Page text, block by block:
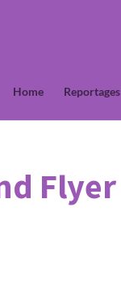
Home Reportages
Flyer